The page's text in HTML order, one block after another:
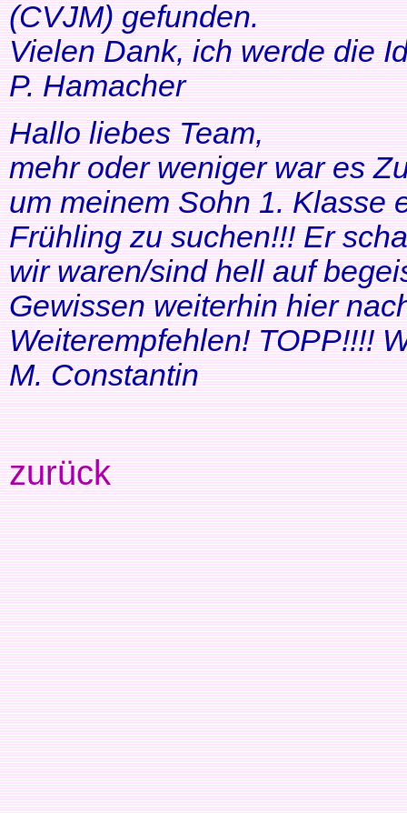
(CVJM) gefunden.
Vielen Dank, ich werde die
P. Hamacher
Hallo liebes Team,
mehr oder weniger war es
um meinem Sohn 1. Klasse
Frühling zu suchen!!! Er
wir waren/sind hell auf
Gewissen weiterhin hier
Weiterempfehlen! TOPP!!!!
M. Constantin
zurück